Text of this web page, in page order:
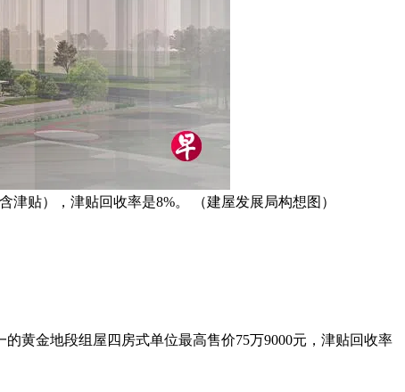
津贴），津贴回收率是8%。 （建屋发展局构想图）
黄金地段组屋四房式单位最高售价75万9000元，津贴回收率